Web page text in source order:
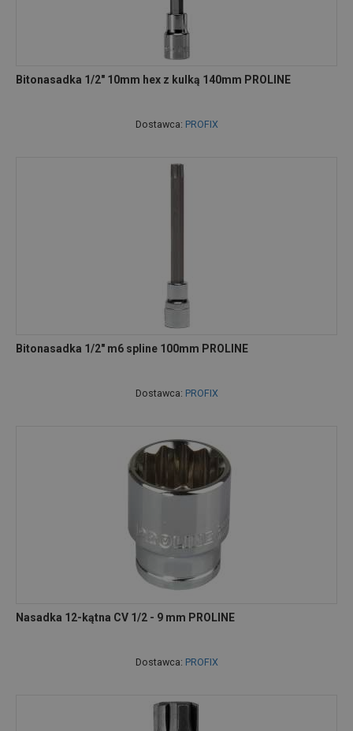
Bitonasadka 1/2" 10mm hex z kulką 140mm PROLINE
Dostawca: PROFIX
Bitonasadka 1/2" m6 spline 100mm PROLINE
Dostawca: PROFIX
Nasadka 12-kątna CV 1/2 - 9 mm PROLINE
Dostawca: PROFIX